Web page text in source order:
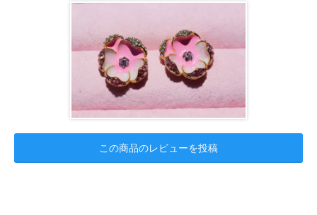
この商品のレビューを投稿